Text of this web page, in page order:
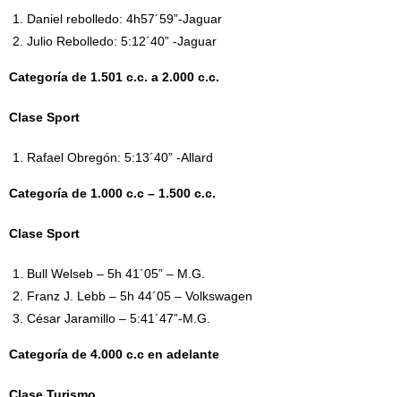
Daniel rebolledo: 4h57´59”-Jaguar
Julio Rebolledo: 5:12´40” -Jaguar
Categoría de 1.501 c.c. a 2.000 c.c.
Clase Sport
Rafael Obregón: 5:13´40” -Allard
Categoría de 1.000 c.c – 1.500 c.c.
Clase Sport
Bull Welseb – 5h 41´05” – M.G.
Franz J. Lebb – 5h 44´05 – Volkswagen
César Jaramillo – 5:41´47”-M.G.
Categoría de 4.000 c.c en adelante
Clase Turismo